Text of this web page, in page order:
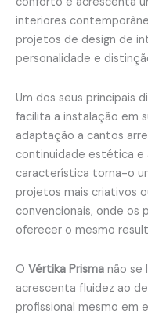
interiores
projetos de design de
personalidade e
Um dos seus principais
facilita a instalação em
adaptação a cantos
continuidade estética e
característica torna-o
projetos mais criativos
convencionais, onde os
oferecer o mesmo
O Vértika Prisma não se
acrescenta fluidez ao
profissional mesmo em